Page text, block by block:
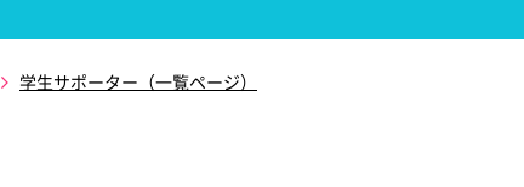
学生サポーター（一覧ページ）